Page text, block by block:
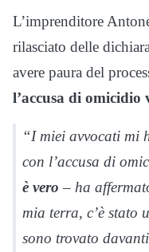
L’imprenditore
rilasciato delle
avere paura del
l’accusa di omicidio
“I miei avvocati mi
con l’accusa di
è vero– ha
mia terra, c’è stato
sono trovato